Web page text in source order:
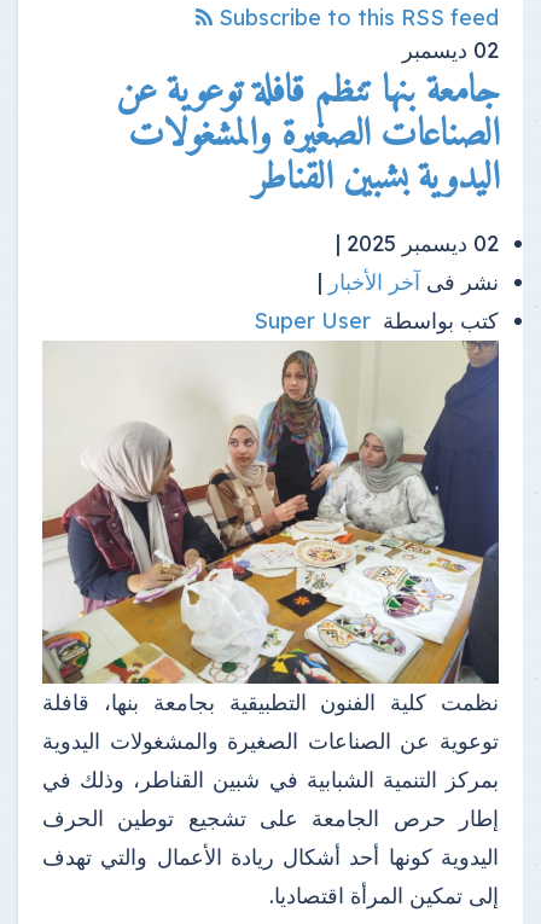
Subscribe to this RSS feed
02 ديسمبر
جامعة بنها تنظم قافلة توعوية عن
الصناعات الصغيرة والمشغولات
اليدوية بشبين القناطر
02 ديسمبر 2025 |
نشر فى آخر الأخبار |
كتب بواسطة Super User
نظمت كلية الفنون التطبيقية بجامعة بنها، قافلة
توعوية عن الصناعات الصغيرة والمشغولات اليدوية
بمركز التنمية الشبابية في شبين القناطر، وذلك في
إطار حرص الجامعة على تشجيع توطين الحرف
اليدوية كونها أحد أشكال ريادة الأعمال والتي تهدف
إلى تمكين المرأة اقتصاديا.